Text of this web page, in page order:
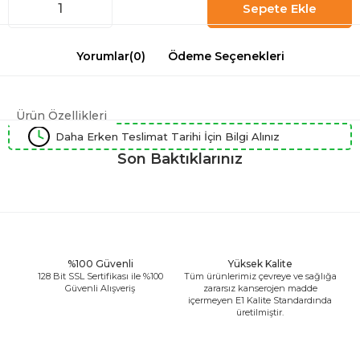
Yorumlar(0) Ödeme Seçenekleri
Ürün Özellikleri
Daha Erken Teslimat Tarihi İçin Bilgi Alınız
Son Baktıklarınız
%100 Güvenli
128 Bit SSL Sertifikası ile %100
Güvenli Alışveriş
Yüksek Kalite
Tüm ürünlerimiz çevreye ve sağlığa
zararsız kanserojen madde
içermeyen E1 Kalite Standardında
üretilmiştir.